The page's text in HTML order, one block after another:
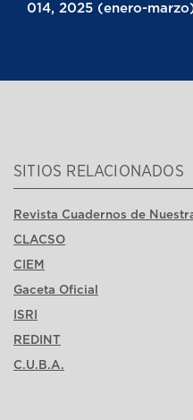
014, 2025 (enero-
SITIOS RELACIONADOS
Revista Cuadernos de
CLACSO
CIEM
Gaceta Oficial
ISRI
REDINT
C.U.B.A.